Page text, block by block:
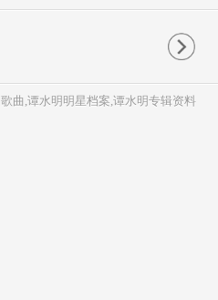
曲,谭水明明星档案,谭水明专辑资料